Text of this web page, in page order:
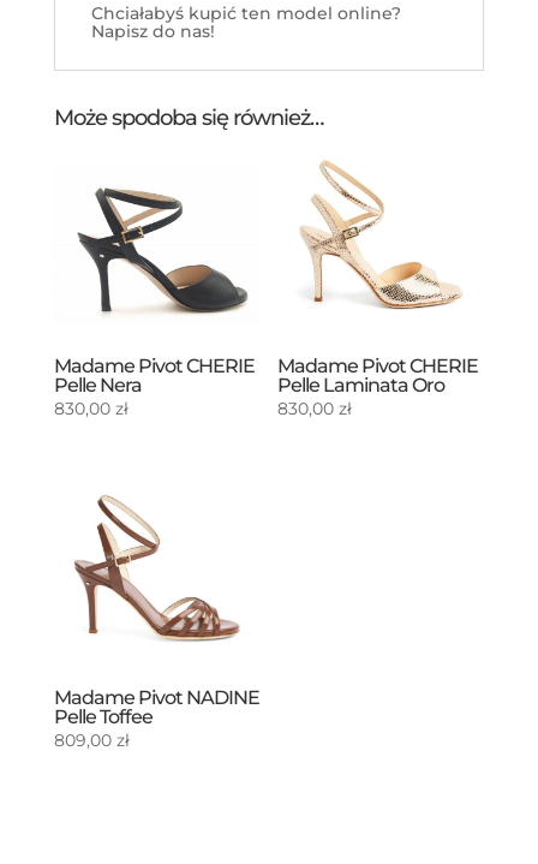
Chciałabyś kupić ten model online?
Napisz do nas!
Może spodoba się również…
Madame Pivot CHERIE
Pelle Nera
830,00 zł
Madame Pivot CHERIE
Pelle Laminata Oro
830,00zł
Madame Pivot NADINE
Pelle Toffee
809,00 zł